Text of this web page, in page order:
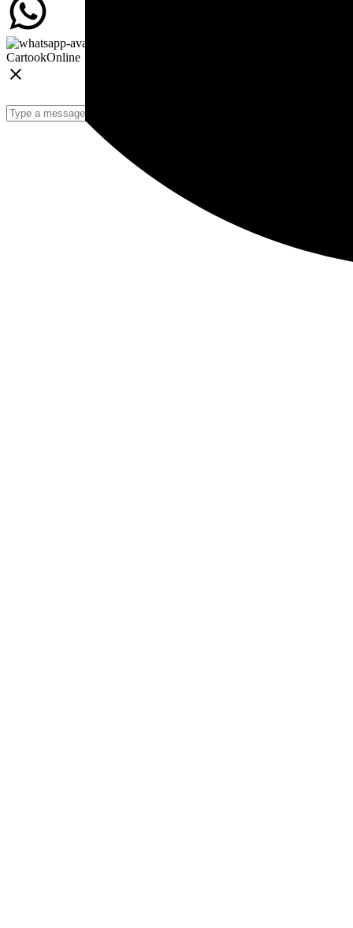
CartookOnline